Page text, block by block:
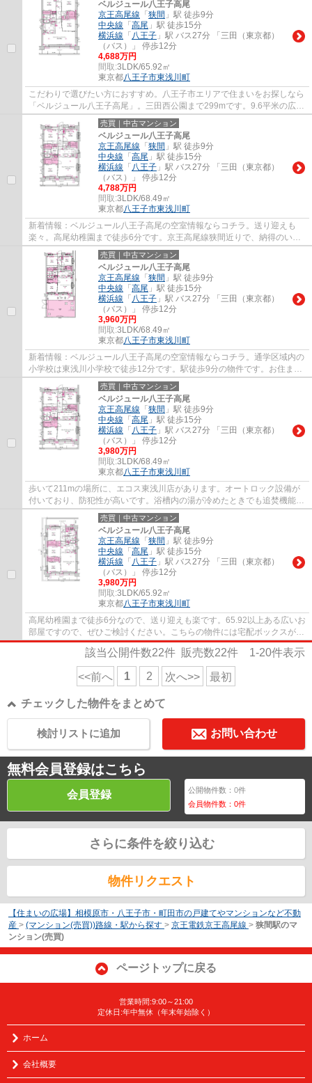
ベルジュール八王子高尾
京王高尾線 「 狭間 」駅 徒歩9分
中央線 「 高尾 」駅 徒歩15分
横浜線 「 八王子 」駅 バス27分 「三田（東京都）
（バス）」 停歩12分
4,688万円
間取:3LDK/65.92㎡
東京都八王子市東浅川町
こだわりで選びたい方におすすめ。八王子市エリアで住まいをお探しなら
「ベルジュール八王子高尾」。三田西公園まで299mです。9.6平米の広さ
のバルコニー面積となっています。八王子市...
売買｜中古マンション
ベルジュール八王子高尾
京王高尾線 「 狭間 」駅 徒歩9分
中央線 「 高尾 」駅 徒歩15分
横浜線 「 八王子 」駅 バス27分 「三田（東京都）
（バス）」 停歩12分
4,788万円
間取:3LDK/68.49㎡
東京都八王子市東浅川町
新着情報：ベルジュール八王子高尾の空室情報ならコチラ。送り迎えも
楽々。高尾幼稚園まで徒歩6分です。京王高尾線狭間近りで、納得のいく
お住まいを見つけましょう。ご連絡はinfo@sum...
売買｜中古マンション
ベルジュール八王子高尾
京王高尾線 「 狭間 」駅 徒歩9分
中央線 「 高尾 」駅 徒歩15分
横浜線 「 八王子 」駅 バス27分 「三田（東京都）
（バス）」 停歩12分
3,960万円
間取:3LDK/68.49㎡
東京都八王子市東浅川町
新着情報：ベルジュール八王子高尾の空室情報ならコチラ。通学区域内の
小学校は東浅川小学校で徒歩12分です。駅徒歩9分の物件です。お住まい
をお探しなら、八王子市エリアにある京王高...
売買｜中古マンション
ベルジュール八王子高尾
京王高尾線 「 狭間 」駅 徒歩9分
中央線 「 高尾 」駅 徒歩15分
横浜線 「 八王子 」駅 バス27分 「三田（東京都）
（バス）」 停歩12分
3,980万円
間取:3LDK/68.49㎡
東京都八王子市東浅川町
歩いて211mの場所に、エコス東浅川店があります。オートロック設備が
付いており、防犯性が高いです。浴槽内の湯が冷めたときでも追焚機能付
き浴室なので快適です。京王高尾線狭間近く...
売買｜中古マンション
ベルジュール八王子高尾
京王高尾線 「 狭間 」駅 徒歩9分
中央線 「 高尾 」駅 徒歩15分
横浜線 「 八王子 」駅 バス27分 「三田（東京都）
（バス）」 停歩12分
3,980万円
間取:3LDK/65.92㎡
東京都八王子市東浅川町
高尾幼稚園まで徒歩6分なので、送り迎えも楽です。65.92以上ある広いお
部屋ですので、ぜひご検討ください。こちらの物件には宅配ボックスがあ
ります。八王子市で快適なお住まいをお望...
該当公開件数22件 販売数22件 1-20件表示
<<前へ 1 2 次へ>> 最初
チェックした物件をまとめて
お問い合わせ
検討リストに追加
無料会員登録はこちら
会員登録 公開物件数：0件
会員物件数：0件
さらに条件を絞り込む
物件リクエスト
【住まいの広場】相模原市・八王子市・町田市の戸建てやマンションなど不動
産 > (マンション(売買))路線・駅から探す > 京王電鉄京王高尾線 > 狭間駅のマ
ンション(売買)
ページトップに戻る
営業時間:9:00～21:00
定休日:年中無休（年末年始除く）
ホーム
会社概要